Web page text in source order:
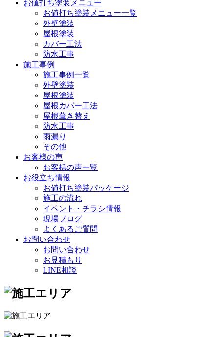
お値打ち塗装メニュー
お値打ち塗装メニュー一覧
外壁塗装
屋根塗装
カバー工法
防水工事
施工事例
施工事例一覧
外壁塗装
屋根塗装
屋根カバー工法
屋根葺き替え
防水工事
雨漏り
その他
お客様の声
お客様の声一覧
お役立ち情報
お値打ち塗装パッケージ
施工の流れ
イベント・チラシ情報
現場ブログ
よくあるご質問
お問い合わせ
お問い合わせ
お見積もり
LINE相談